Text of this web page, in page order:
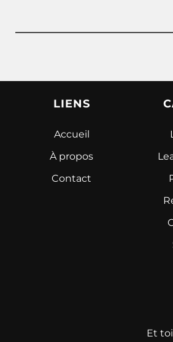
LIENS
Accueil
À propos
Contact
Et